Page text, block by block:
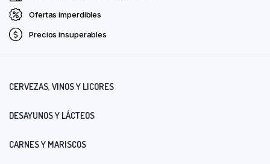
Ofertas imperdibles
Precios insuperables
CERVEZAS, VINOS Y LICORES
DESAYUNOS Y LÁCTEOS
CARNES Y MARISCOS